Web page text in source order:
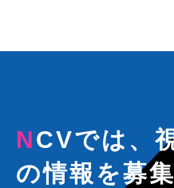
NCVでは、視聴者さまから
の情報を募